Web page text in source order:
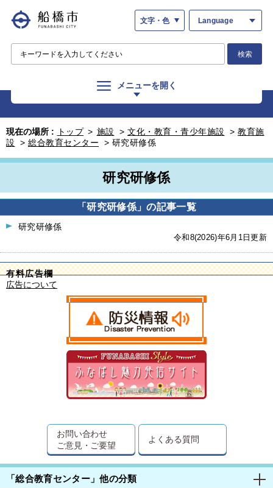
文字・色 Language
検索
メニューを開く
現在の場所 : トップ > 施設 > 文化・教育・青少年施設 > 教育施
設
> 総合教育センター > 研究研修係
研究研修係
「研究研修係」の記事一覧
研究研修係
令和8(2026)年6月1日更新
有料広告欄
広告について
お問い合わせ
ご意見・ご要望
よくある質問
「総合教育センター」他の分類